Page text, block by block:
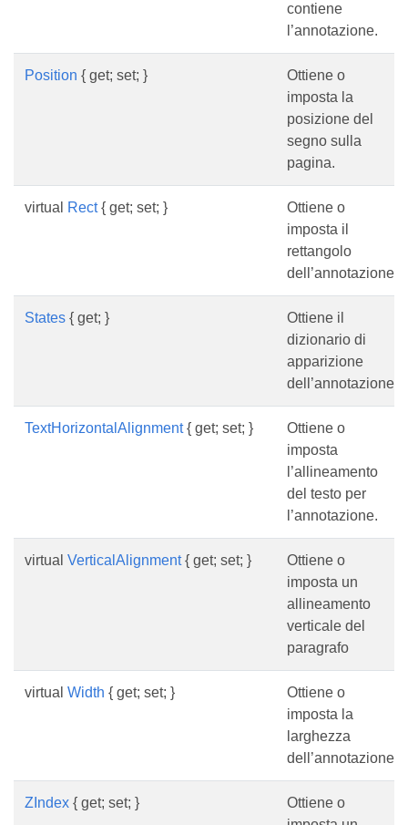
contiene
l’annotazione.
Position { get; set; }
Ottiene o
imposta la
posizione del
segno sulla
pagina.
virtual Rect{ get; set; }
Ottiene o
imposta il
rettangolo
dell’annotazione.
States { get; }
Ottiene il
dizionario di
apparizione
dell’annotazione.
TextHorizontalAlignment{ get; set; }
Ottiene o
imposta
l’allineamento
del testo per
l’annotazione.
virtual VerticalAlignment{ get; set; }
Ottiene o
imposta un
allineamento
verticale del
paragrafo
virtual Width { get; set; }
Ottiene o
imposta la
larghezza
dell’annotazione.
ZIndex { get; set; }
Ottiene o